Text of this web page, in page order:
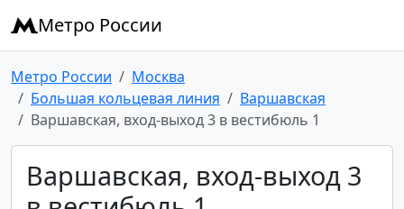
Метро России
Метро России
Москва
Большая кольцевая линия
Варшавская
Варшавская, вход-выход 3 в вестибюль 1
Варшавская, вход-выход 3